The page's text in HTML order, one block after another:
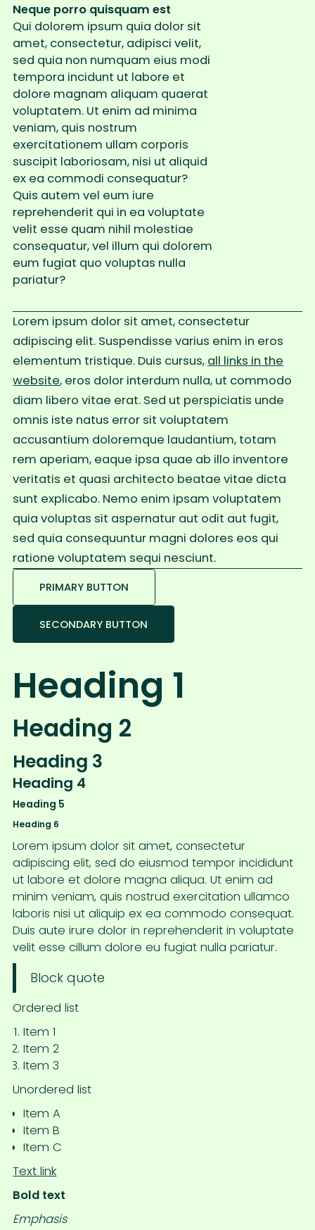
Neque porro quisquam est
Qui dolorem ipsum quia dolor sit
amet, consectetur, adipisci velit,
sed quia non numquam eius modi
tempora incidunt ut labore et
dolore magnam aliquam quaerat
voluptatem. Ut enim ad minima
veniam, quis nostrum
exercitationem ullam corporis
suscipit laboriosam, nisi ut aliquid
ex ea commodi consequatur?
Quis autem vel eum iure
reprehenderit qui in ea voluptate
velit esse quam nihil molestiae
consequatur, vel illum qui dolorem
eum fugiat quo voluptas nulla
pariatur?
Lorem ipsum dolor sit amet, consectetur
adipiscing elit. Suspendisse varius enim in eros
elementum tristique. Duis cursus, all links in the
website, eros dolor interdum nulla, ut commodo
diam libero vitae erat. Sed ut perspiciatis unde
omnis iste natus error sit voluptatem
accusantium doloremque laudantium, totam
rem aperiam, eaque ipsa quae ab illo inventore
veritatis et quasi architecto beatae vitae dicta
sunt explicabo. Nemo enim ipsam voluptatem
quia voluptas sit aspernatur aut odit aut fugit,
sed quia consequuntur magni dolores eos qui
ratione voluptatem sequi nesciunt.
PRIMARY BUTTON
SECONDARY BUTTON
Heading 1
Heading 2
Heading 3
Heading 4
Heading 5
Heading 6
Lorem ipsum dolor sit amet, consectetur
adipiscing elit, sed do eiusmod tempor incididunt
ut labore et dolore magna aliqua. Ut enim ad
minim veniam, quis nostrud exercitation ullamco
laboris nisi ut aliquip ex ea commodo consequat.
Duis aute irure dolor in reprehenderit in voluptate
velit esse cillum dolore eu fugiat nulla pariatur.
Block quote
Ordered list
Item 1
Item 2
Item 3
Unordered list
Item A
Item B
Item C
Text link
Bold text
Emphasis